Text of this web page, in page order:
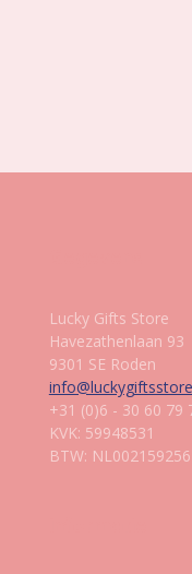
Lucky Gifts Store
Havezathenlaan 93
9301 SE Roden
+31 (0)6 - 30 60 79
KVK: 59948531
BTW: